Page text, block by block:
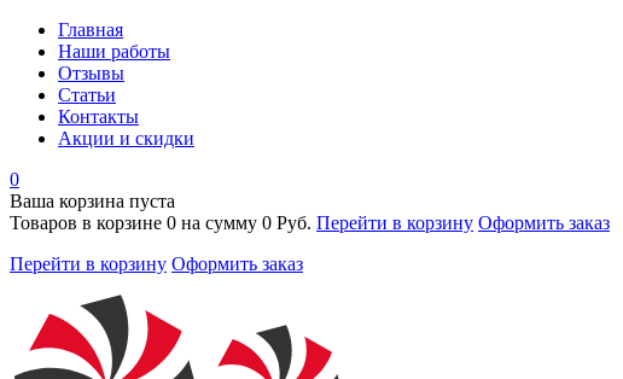
Главная
Наши работы
Отзывы
Статьи
Контакты
Акции и скидки
0
Ваша корзина пуста
Товаров в корзине 0 на сумму 0 Руб. Перейти в корзину Оформить заказ
Перейти в корзину Оформить заказ